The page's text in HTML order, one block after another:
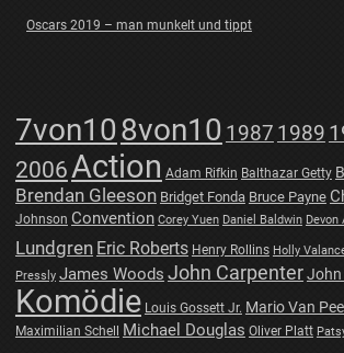
Oscars 2019 – man munkelt und tippt
7von108von10 1987 1989
2006Action Adam Rifkin Balthazar Getty
Brendan Gleeson Bridget Fonda Bruce Payne
Johnson Convention Corey Yuen Daniel Baldwin Devon
Lundgren Eric Roberts Henry Rollins Holly
Pressly James Woods John CarpenterJohn
Komödie Louis Gossett Jr. Mario Van
Maximilian Schell Michael Douglas Oliver Platt